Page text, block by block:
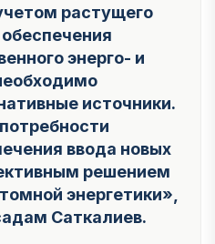
растущего
энерго- и
источники.
ввода новых
решением
энергетики»
Саткалиев.